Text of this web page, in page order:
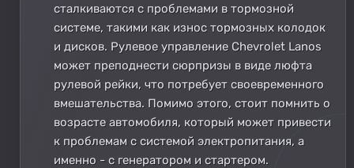
сталкиваются с проблемами в тормозной
системе, такими как износ тормозных колодок
и дисков. Рулевое управление Chevrolet Lanos
может преподнести сюрпризы в виде люфта
рулевой рейки, что потребует своевременного
вмешательства. Помимо этого, стоит помнить о
возрасте автомобиля, который может привести
к проблемам с системой электропитания, а
именно - с генератором и стартером.